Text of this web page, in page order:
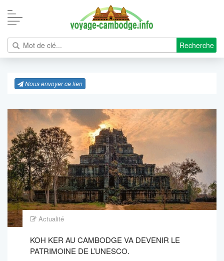
Recherche
Nous envoyer ce lien
Actualité
KOH KER AU CAMBODGE VA DEVENIR LE
PATRIMOINE DE L’UNESCO.